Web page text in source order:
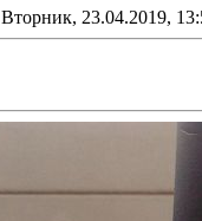
Вторник, 23.04.2019,